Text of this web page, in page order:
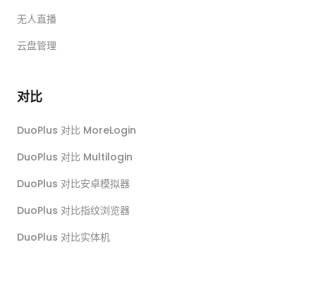
无人直播
云盘管理
对比
DuoPlus 对比 MoreLogin
DuoPlus 对比 Multilogin
DuoPlus 对比安卓模拟器
DuoPlus 对比指纹浏览器
DuoPlus 对比实体机